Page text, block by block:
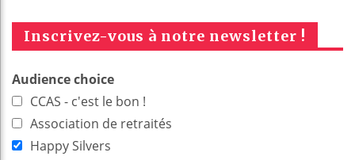
Inscrivez-vous à notre newsletter !
Audience choice
CCAS - c'est le bon !
Association de retraités
Happy Silvers